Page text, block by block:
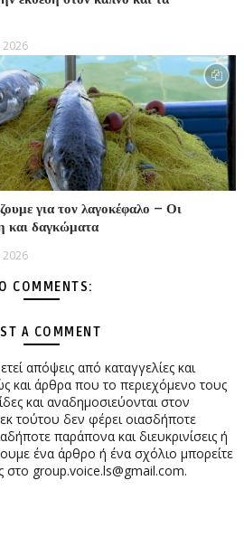
2026
για τον λαγοκέφαλο – Οι
και δαγκώματα
2026
COMMENTS:
A COMMENT
απόψεις από καταγγελίες και
και άρθρα που το περιεχόμενο τους
και αναδημοσιεύονται στον
τούτου δεν φέρει οιασδήποτε
παράπονα και διευκρινίσεις ή
ένα άρθρο ή ένα σχόλιο μπορείτε
στο group.voice.ls@gmail.com.